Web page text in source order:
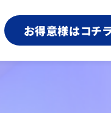
お得意様はコチ